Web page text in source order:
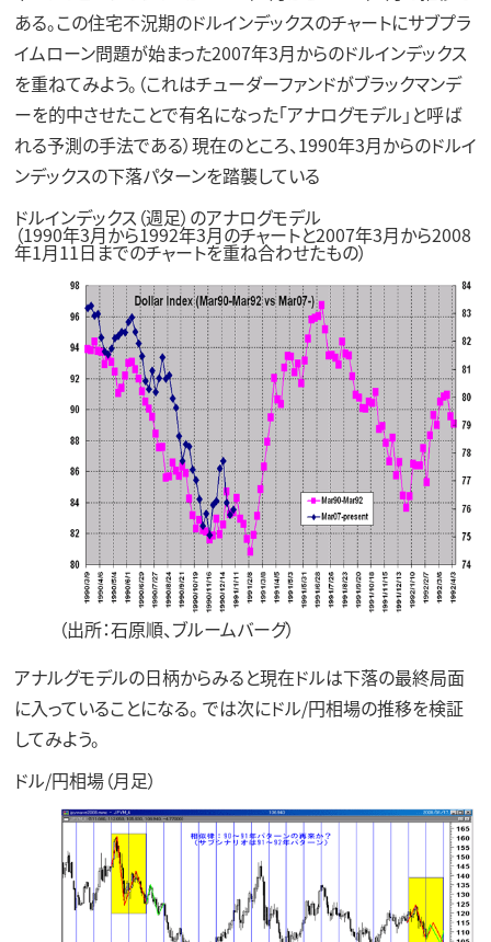
ある。この住宅不況期のドルインデックスのチャートにサブプラ
イムローン問題が始まった2007年3月からのドルインデックス
を重ねてみよう。（これはチューダーファンドがブラックマンデ
ーを的中させたことで有名になった「アナログモデル」と呼ば
れる予測の手法である）現在のところ、1990年3月からのドルイ
ンデックスの下落パターンを踏襲している
ドルインデックス（週足）のアナログモデル
（1990年3月から1992年3月のチャートと2007年3月から2008
年1月11日までのチャートを重ね合わせたもの）
（出所：石原順、ブルームバーグ）
アナルグモデルの日柄からみると現在ドルは下落の最終局面
に入っていることになる。 では次にドル/円相場の推移を検証
してみよう。
ドル/円相場（月足）